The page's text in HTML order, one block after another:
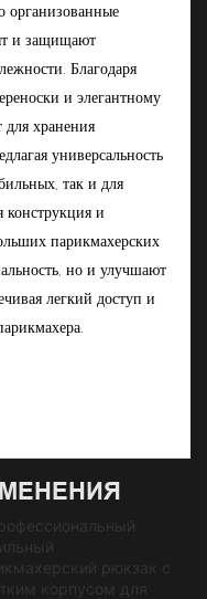
организованные
и защищают
Благодаря
и элегантному
для хранения
универсальность
так и для
конструкция и
парикмахерских
но и улучшают
легкий доступ и